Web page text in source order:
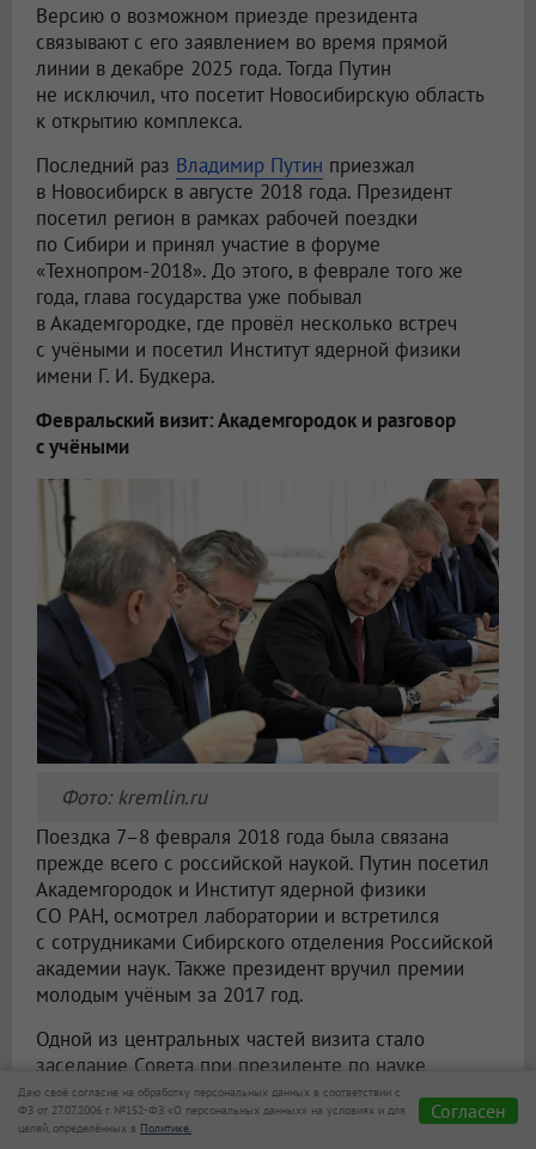
Версию о возможном приезде президента
связывают с его заявлением во время прямой
линии в декабре 2025 года. Тогда Путин
не исключил, что посетит Новосибирскую область
к открытию комплекса.
Последний раз Владимир Путин приезжал
в Новосибирск в августе 2018 года. Президент
посетил регион в рамках рабочей поездки
по Сибири и принял участие в форуме
«Технопром-2018». До этого, в феврале того же
года, глава государства уже побывал
в Академгородке, где провёл несколько встреч
с учёными и посетил Институт ядерной физики
имени Г. И. Будкера.
Февральский визит: Академгородок и разговор
с учёными
Фото: kremlin.ru
Поездка 7–8 февраля 2018 года была связана
прежде всего с российской наукой. Путин посетил
Академгородок и Институт ядерной физики
СО РАН, осмотрел лаборатории и встретился
с сотрудниками Сибирского отделения Российской
академии наук. Также президент вручил премии
молодым учёным за 2017 год.
Одной из центральных частей визита стало
заседание Совета при президенте по науке
и образованию. На нём обсуждались перспективы
российской науки, развитие научной
Даю своё согласие на обработку персональных данных в соответствии с
ФЗ от 27.07.2006 г. №152-ФЗ «О персональных данных» на условиях и для
целей, определённых в Политике.
Согласен